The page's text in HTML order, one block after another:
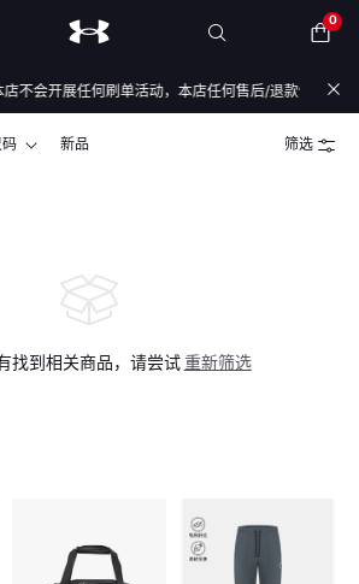
0
会开展任何刷单活动，本店任何售后/退款仅通过
新品 筛选
找到相关商品，请尝试 重新筛选